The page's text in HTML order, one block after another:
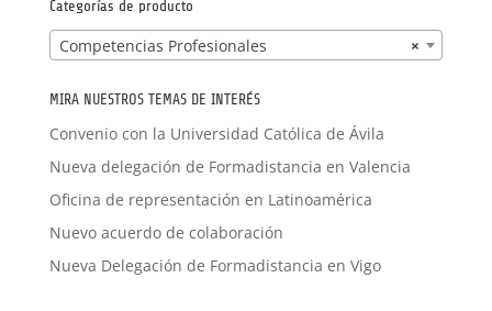
Categorías de producto
×
Competencias Profesionales
MIRA NUESTROS TEMAS DE INTERÉS
Convenio con la Universidad Católica de Ávila
Nueva delegación de Formadistancia en Valencia
Oficina de representación en Latinoamérica
Nuevo acuerdo de colaboración
Nueva Delegación de Formadistancia en Vigo